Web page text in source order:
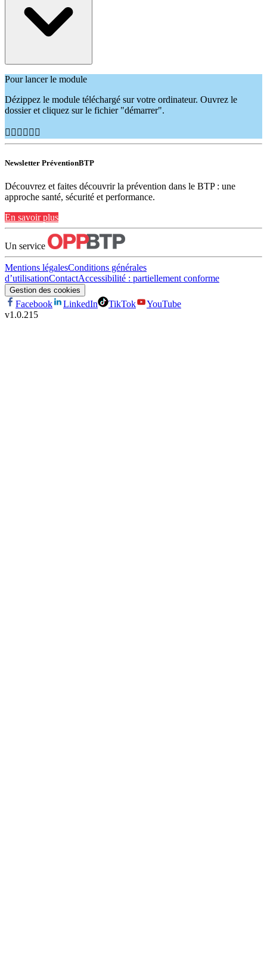
Pour lancer le module
Dézippez le module téléchargé sur votre ordinateur. Ouvrez le
dossier et cliquez sur le fichier "démarrer".
👷🏽‍♂️👷🏿‍♀️
Newsletter PréventionBTP
Découvrez et faites découvrir la prévention dans le BTP : une
approche santé, sécurité et performance.
En savoir plus
Un service
Mentions légalesConditions générales
d’utilisationContactAccessibilité : partiellement conforme
Gestion des cookies
Facebook LinkedIn TikTok
YouTube
v1.0.215